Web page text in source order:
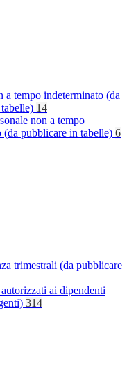
a tempo indeterminato (da
14
non a tempo
(da pubblicare in tabelle) 6
trimestrali (da pubblicare
ai dipendenti
314